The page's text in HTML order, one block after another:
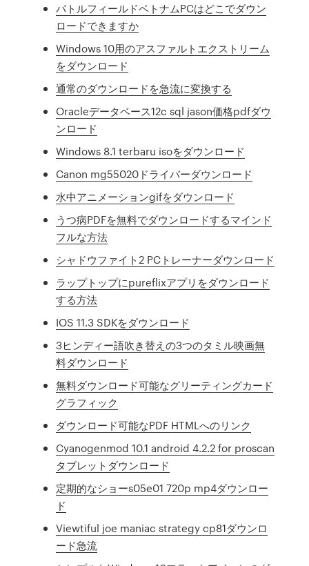
バトルフィールドベトナムPCはどこでダウン
ロードできますか
Windows 10用のアスファルトエクストリーム
をダウンロード
通常のダウンロードを急流に変換する
Oracleデータベース12c sql jason価格pdfダウ
ンロード
Windows 8.1 terbaru isoをダウンロード
Canon mg55020ドライバーダウンロード
水中アニメーションgifをダウンロード
うつ病PDFを無料でダウンロードするマインド
フルな方法
シャドウファイト2 PCトレーナーダウンロード
ラップトップにpureflixアプリをダウンロード
する方法
IOS 11.3 SDKをダウンロード
3ヒンディー語吹き替えの3つのタミル映画無
料ダウンロード
無料ダウンロード可能なグリーティングカード
グラフィック
ダウンロード可能なPDF HTMLへのリンク
Cyanogenmod 10.1 android 4.2.2 for proscan
タブレットダウンロード
定期的なショーs05e01 720p mp4ダウンロー
ド
Viewtiful joe maniac strategy cp81ダウンロ
ード急流